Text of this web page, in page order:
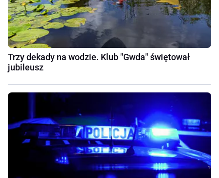
Trzy dekady na wodzie. Klub "Gwda" świętował
jubileusz